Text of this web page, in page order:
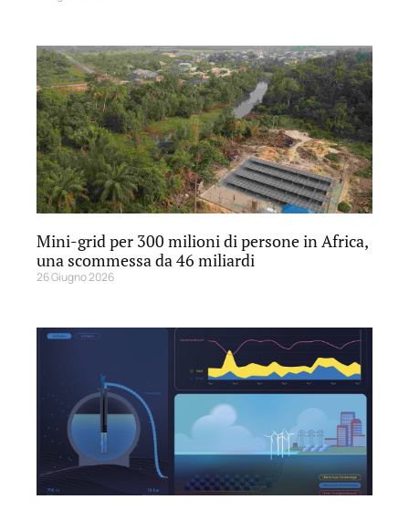
Mini-grid per 300 milioni di persone in Africa,
una scommessa da 46 miliardi
26 Giugno 2026